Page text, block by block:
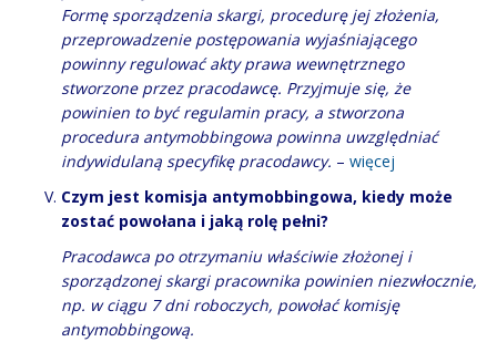
Formę sporządzenia skargi, procedurę jej złożenia,
przeprowadzenie postępowania wyjaśniającego
powinny regulować akty prawa wewnętrznego
stworzone przez pracodawcę. Przyjmuje się, że
powinien to być regulamin pracy, a stworzona
procedura antymobbingowa powinna uwzględniać
indywidulaną specyfikę pracodawcy. – więcej
Czym jest komisja antymobbingowa, kiedy może
zostać powołana i jaką rolę pełni?
Pracodawca po otrzymaniu właściwie złożonej i
sporządzonej skargi pracownika powinien niezwłocznie,
np. w ciągu 7 dni roboczych, powołać komisję
antymobbingową.